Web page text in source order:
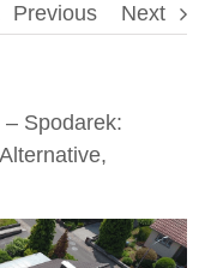
Previous Next
Spodarek: